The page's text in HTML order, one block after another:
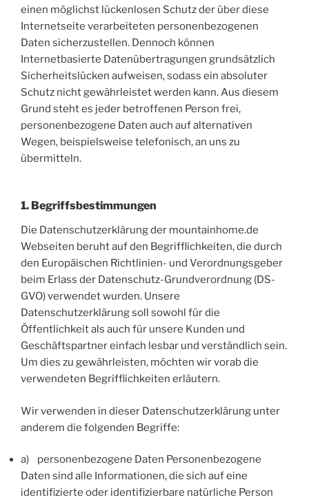
einen möglichst lückenlosen Schutz der über diese
Internetseite verarbeiteten personenbezogenen
Daten sicherzustellen. Dennoch können
Internetbasierte Datenübertragungen grundsätzlich
Sicherheitslücken aufweisen, sodass ein absoluter
Schutz nicht gewährleistet werden kann. Aus diesem
Grund steht es jeder betroffenen Person frei,
personenbezogene Daten auch auf alternativen
Wegen, beispielsweise telefonisch, an uns zu
übermitteln.
1. Begriffsbestimmungen
Die Datenschutzerklärung der mountainhome.de
Webseiten beruht auf den Begrifflichkeiten, die durch
den Europäischen Richtlinien- und Verordnungsgeber
beim Erlass der Datenschutz-Grundverordnung (DS-
GVO) verwendet wurden. Unsere
Datenschutzerklärung soll sowohl für die
Öffentlichkeit als auch für unsere Kunden und
Geschäftspartner einfach lesbar und verständlich sein.
Um dies zu gewährleisten, möchten wir vorab die
verwendeten Begrifflichkeiten erläutern.
Wir verwenden in dieser Datenschutzerklärung unter
anderem die folgenden Begriffe:
a) personenbezogene Daten Personenbezogene
Daten sind alle Informationen, die sich auf eine
identifizierte oder identifizierbare natürliche Person